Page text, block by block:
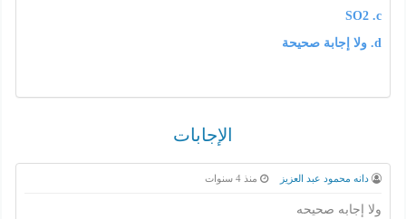
SO2 .c
d. ولا إجابة صحيحة
الإجابات
دانه محمود عبد العزيز منذ 4 سنوات
ولا إجابه صحيحه